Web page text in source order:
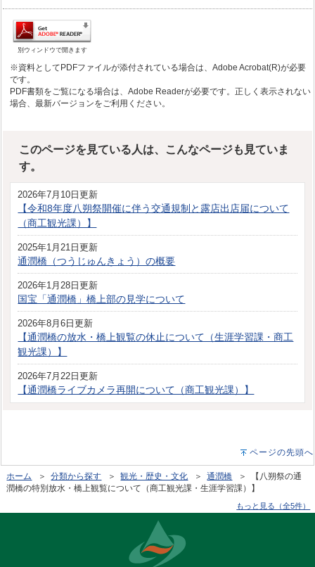
別ウィンドウで開きます
※資料としてPDFファイルが添付されている場合は、Adobe Acrobat(R)が必要
です。
PDF書類をご覧になる場合は、Adobe Readerが必要です。正しく表示されない
場合、最新バージョンをご利用ください。
このページを見ている人は、こんなページも見ていま
す。
2026年7月10日更新
【令和8年度八朔祭開催に伴う交通規制と露店出店届について
（商工観光課）】
2025年1月21日更新
通潤橋（つうじゅんきょう）の概要
2026年1月28日更新
国宝「通潤橋」橋上部の見学について
2026年8月6日更新
【通潤橋の放水・橋上観覧の休止について（生涯学習課・商工
観光課）】
2026年7月22日更新
【通潤橋ライブカメラ再開について（商工観光課）】
ページの先頭へ
ホーム ＞分類から探す ＞観光・歴史・文化 ＞通潤橋 ＞ 【八朔祭の通
潤橋の特別放水・橋上観覧について（商工観光課・生涯学習課）】
もっと見る（全5件）